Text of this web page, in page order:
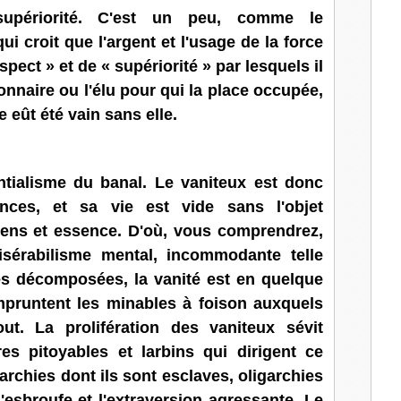
C'est un peu, comme le
croit que l'argent et l'usage de la force
» et de « supériorité » par lesquels il
ou l'élu pour qui la place occupée,
eût été vain sans elle.
du banal. Le vaniteux est donc
et sa vie est vide sans l'objet
et essence. D'où, vous comprendrez,
mental, incommodante telle
décomposées, la vanité est en quelque
les minables à foison auxquels
La prolifération des vaniteux sévit
pitoyables et larbins qui dirigent ce
dont ils sont esclaves, oligarchies